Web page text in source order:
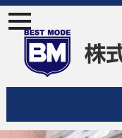
ナ
ビ
ジ
ニ
ュ